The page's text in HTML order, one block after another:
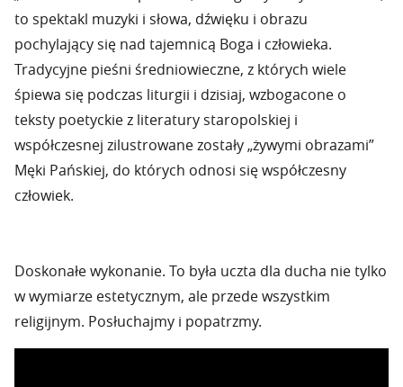
to spektakl muzyki i słowa, dźwięku i obrazu
pochylający się nad tajemnicą Boga i człowieka.
Tradycyjne pieśni średniowieczne, z których wiele
śpiewa się podczas liturgii i dzisiaj, wzbogacone o
teksty poetyckie z literatury staropolskiej i
współczesnej zilustrowane zostały „żywymi obrazami”
Męki Pańskiej, do których odnosi się współczesny
człowiek.
Doskonałe wykonanie. To była uczta dla ducha nie tylko
w wymiarze estetycznym, ale przede wszystkim
religijnym. Posłuchajmy i popatrzmy.